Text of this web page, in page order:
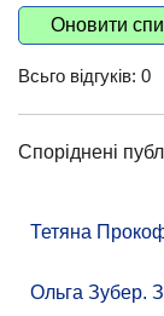
Оновити
Всьго відгуків: 0
Споріднені
Тетяна
Ольга Зубер.